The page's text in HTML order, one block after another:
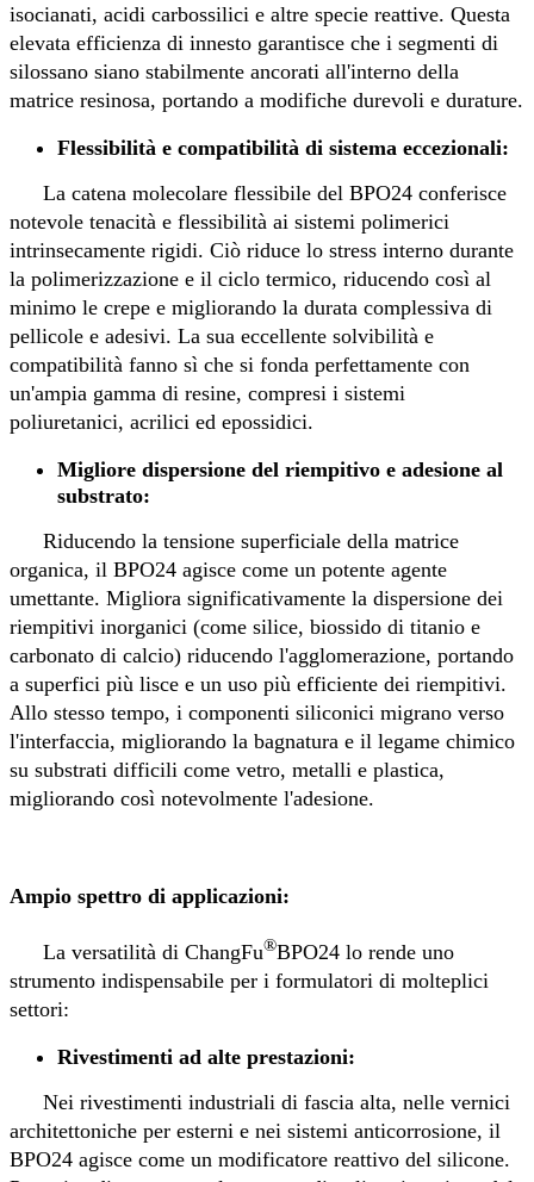
isocianati, acidi carbossilici e altre specie reattive. Questa
elevata efficienza di innesto garantisce che i segmenti di
silossano siano stabilmente ancorati all'interno della
matrice resinosa, portando a modifiche durevoli e durature.
Flessibilità e compatibilità di sistema eccezionali:
La catena molecolare flessibile del BPO24 conferisce
notevole tenacità e flessibilità ai sistemi polimerici
intrinsecamente rigidi. Ciò riduce lo stress interno durante
la polimerizzazione e il ciclo termico, riducendo così al
minimo le crepe e migliorando la durata complessiva di
pellicole e adesivi. La sua eccellente solvibilità e
compatibilità fanno sì che si fonda perfettamente con
un'ampia gamma di resine, compresi i sistemi
poliuretanici, acrilici ed epossidici.
Migliore dispersione del riempitivo e adesione al
substrato:
Riducendo la tensione superficiale della matrice
organica, il BPO24 agisce come un potente agente
umettante. Migliora significativamente la dispersione dei
riempitivi inorganici (come silice, biossido di titanio e
carbonato di calcio) riducendo l'agglomerazione, portando
a superfici più lisce e un uso più efficiente dei riempitivi.
Allo stesso tempo, i componenti siliconici migrano verso
l'interfaccia, migliorando la bagnatura e il legame chimico
su substrati difficili come vetro, metalli e plastica,
migliorando così notevolmente l'adesione.
Ampio spettro di applicazioni:
La versatilità di ChangFu®BPO24 lo rende uno
strumento indispensabile per i formulatori di molteplici
settori:
Rivestimenti ad alte prestazioni:
Nei rivestimenti industriali di fascia alta, nelle vernici
architettoniche per esterni e nei sistemi anticorrosione, il
BPO24 agisce come un modificatore reattivo del silicone.